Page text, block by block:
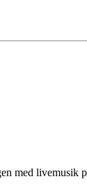
med livemusik